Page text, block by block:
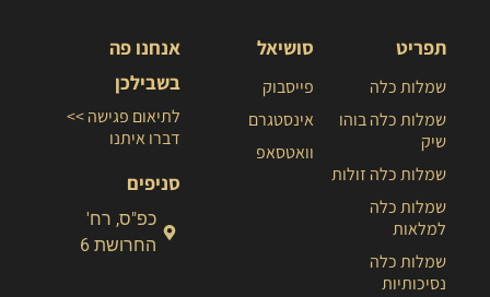
תפריט
שמלות כלה
שמלות כלה בוהו
שיק
שמלות כלה זולות
שמלות כלה
למלאות
שמלות כלה
נסיכותיות
סושיאל
פייסבוק
אינסטגרם
וואטסאפ
אנחנו פה
בשבילכן
לתיאום פגישה >>
דברו איתנו
סניפים
כפ"ס, רח'
החרושת 6